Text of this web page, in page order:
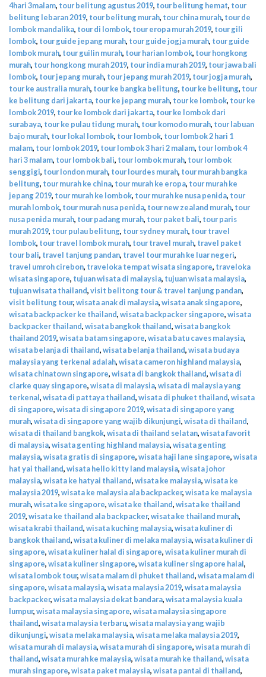
4hari 3malam, tour belitung agustus 2019, tour belitung hemat, tour
belitung lebaran 2019, tour belitung murah, tour china murah, tour de
lombok mandalika, tour di lombok, tour eropa murah 2019, tour gili
lombok, tour guide jepang murah, tour guide jogja murah, tour guide
lombok murah, tour guilin murah, tour harian lombok, tour hongkong
murah, tour hongkong murah 2019, tour india murah 2019, tour jawa bali
lombok, tour jepang murah, tour jepang murah 2019, tour jogja murah,
tour ke australia murah, tour ke bangka belitung, tour ke belitung, tour
ke belitung dari jakarta, tour ke jepang murah, tour ke lombok, tour ke
lombok 2019, tour ke lombok dari jakarta, tour ke lombok dari
surabaya, tour ke pulau tidung murah, tour komodo murah, tour labuan
bajo murah, tour lokal lombok, tour lombok, tour lombok 2 hari 1
malam, tour lombok 2019, tour lombok 3 hari 2 malam, tour lombok 4
hari 3 malam, tour lombok bali, tour lombok murah, tour lombok
senggigi, tour london murah, tour lourdes murah, tour murah bangka
belitung, tour murah ke china, tour murah ke eropa, tour murah ke
jepang 2019, tour murah ke lombok, tour murah ke nusa penida, tour
murah lombok, tour murah nusa penida, tour new zealand murah, tour
nusa penida murah, tour padang murah, tour paket bali, tour paris
murah 2019, tour pulau belitung, tour sydney murah, tour travel
lombok, tour travel lombok murah, tour travel murah, travel paket
tour bali, travel tanjung pandan, travel tour murah ke luar negeri,
travel umroh cirebon, traveloka tempat wisata singapore, traveloka
wisata singapore, tujuan wisata di malaysia, tujuan wisata malaysia,
tujuan wisata thailand,visit belitong tour & travel tanjung pandan,
visit belitung tour,wisata anak di malaysia,wisata anak singapore,
wisata backpacker ke thailand,wisata backpacker singapore,wisata
backpacker thailand,wisata bangkok thailand,wisata bangkok
thailand 2019,wisata batam singapore,wisata batu caves malaysia,
wisata belanja di thailand,wisata belanja thailand,wisata budaya
malaysia yang terkenal adalah,wisata cameron highland malaysia,
wisata chinatown singapore,wisata di bangkok thailand,wisata di
clarke quay singapore,wisata di malaysia,wisata di malaysia yang
terkenal,wisata di pattaya thailand,wisata di phuket thailand,wisata
di singapore,wisata di singapore 2019,wisata di singapore yang
murah,wisata di singapore yang wajib dikunjungi,wisata di thailand,
wisata di thailand bangkok,wisata di thailand selatan,wisata favorit
di malaysia,wisata genting highland malaysia,wisata genting
malaysia,wisata gratis di singapore,wisata haji lane singapore,wisata
hat yai thailand,wisata hello kitty land malaysia,wisata johor
malaysia,wisata ke hatyai thailand,wisata ke malaysia,wisata ke
malaysia 2019,wisata ke malaysia ala backpacker,wisata ke malaysia
murah,wisata ke singapore,wisata ke thailand,wisata ke thailand
2019,wisata ke thailand ala backpacker,wisata ke thailand murah,
wisata krabi thailand,wisata kuching malaysia,wisata kuliner di
bangkok thailand,wisata kuliner di melaka malaysia,wisata kuliner di
singapore,wisata kuliner halal di singapore,wisata kuliner murah di
singapore,wisata kuliner singapore,wisata kuliner singapore halal,
wisata lombok tour,wisata malam di phuket thailand,wisata malam di
singapore,wisata malaysia,wisata malaysia 2019,wisata malaysia
backpacker,wisata malaysia dekat bandara,wisata malaysia kuala
lumpur,wisata malaysia singapore,wisata malaysia singapore
thailand,wisata malaysia terbaru,wisata malaysia yang wajib
dikunjungi,wisata melaka malaysia,wisata melaka malaysia 2019,
wisata murah di malaysia,wisata murah di singapore,wisata murah di
thailand,wisata murah ke malaysia,wisata murah ke thailand,wisata
murah singapore,wisata paket malaysia,wisata pantai di thailand,